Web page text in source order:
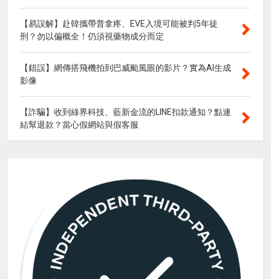
【易誤解】赴韓攜帶普拿疼、EVE入境可能被判5年徒
刑？勿以偏概全！仍須視藥物成分而定
【錯誤】網傳搭飛機拍到巴威颱風眼的影片？實為AI生成
影像
【詐騙】收到綠界科技、藍新金流的LINE扣款通知？點連
結幫退款？當心假網站與假客服